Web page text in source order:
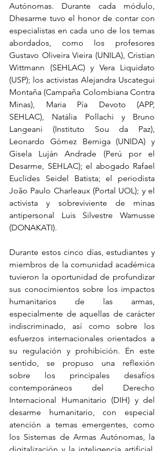
Autónomas. Durante cada módulo,
Dhesarme tuvo el honor de contar con
especialistas en cada uno de los temas
abordados, como los profesores
Gustavo Oliveira Vieira (UNILA), Cristian
Wittmann (SEHLAC) y Vera Liquidato
(USP); los activistas Alejandra Uscategui
Montaña (Campaña Colombiana Contra
Minas), Maria Pía Devoto (APP,
SEHLAC), Natália Pollachi y Bruno
Langeani (Instituto Sou da Paz),
Leonardo Gómez Berniga (UNIDA) y
Gisela Luján Andrade (Perú por el
Desarme, SEHLAC); el abogado Rafael
Euclides Seidel Batista; el periodista
João Paulo Charleaux (Portal UOL); y el
activista y sobreviviente de minas
antipersonal Luis Silvestre Wamusse
(DONAKATI).
Durante estos cinco días, estudiantes y
miembros de la comunidad académica
tuvieron la oportunidad de profundizar
sus conocimientos sobre los impactos
humanitarios de las armas,
especialmente de aquellas de carácter
indiscriminado, así como sobre los
esfuerzos internacionales orientados a
su regulación y prohibición. En este
sentido, se propuso una reflexión
sobre los principales desafíos
contemporáneos del Derecho
Internacional Humanitario (DIH) y del
desarme humanitario, con especial
atención a temas emergentes, como
los Sistemas de Armas Autónomas, la